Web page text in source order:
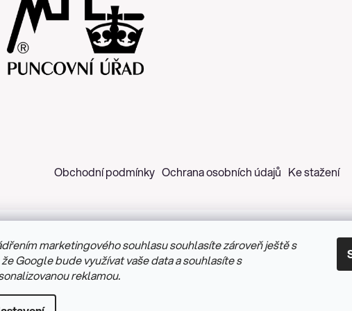
marketingového souhlasu souhlasíte zároveň ještě s
Google bude využívat vaše data a souhlasíte s
reklamou.
Obchodní podmínky Ochrana osobních údajů Ke stažení
2026Z&H Růžičková. Všechna práva vyhrazena. Upravit